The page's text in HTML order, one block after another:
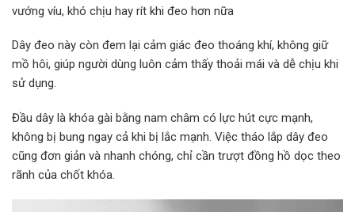
vướng víu, khó chịu hay rít khi đeo hơn nữa
Dây đeo này còn đem lại cảm giác đeo thoáng khí, không giữ
mồ hôi, giúp người dùng luôn cảm thấy thoải mái và dễ chịu khi
sử dụng.
Đầu dây là khóa gài bằng nam châm có lực hút cực mạnh,
không bị bung ngay cả khi bị lắc mạnh. Việc tháo lắp dây đeo
cũng đơn giản và nhanh chóng, chỉ cần trượt đồng hồ dọc theo
rãnh của chốt khóa.